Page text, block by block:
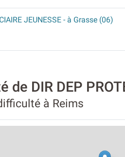
JEUNESSE - à Grasse (06)
DIR DEP
à Reims